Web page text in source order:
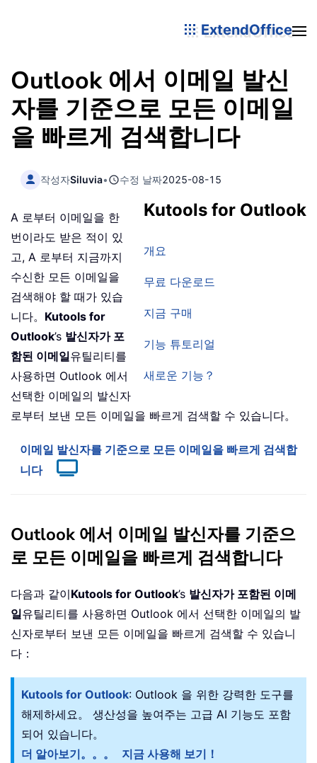
ExtendOffice
Outlook 에서 이메일 발신
자를 기준으로 모든 이메일
을 빠르게 검색합니다
작성자Siluvia• 수정 날짜2025-08-15
Kutools for Outlook
개요
무료 다운로드
지금 구매
기능 튜토리얼
새로운 기능？
A 로부터 이메일을 한
번이라도 받은 적이 있
고, A 로부터 지금까지
수신한 모든 이메일을
검색해야 할 때가 있습
니다。 Kutools for
Outlook’s 발신자가 포
함된 이메일유틸리티를
사용하면 Outlook 에서
선택한 이메일의 발신자
로부터 보낸 모든 이메일을 빠르게 검색할 수 있습니다。
이메일 발신자를 기준으로 모든 이메일을 빠르게 검색합
니다
Outlook 에서 이메일 발신자를 기준으
로 모든 이메일을 빠르게 검색합니다
다음과 같이Kutools for Outlook’s 발신자가 포함된 이메
일유틸리티를 사용하면 Outlook 에서 선택한 이메일의 발
신자로부터 보낸 모든 이메일을 빠르게 검색할 수 있습니
다：
Kutools for Outlook: Outlook 을 위한 강력한 도구를
해제하세요。 생산성을 높여주는 고급 AI 기능도 포함
되어 있습니다。
더 알아보기。。。
지금 사용해 보기！